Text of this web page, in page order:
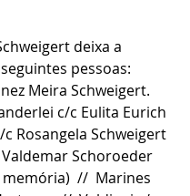
deixa a
pessoas:
Meira Schweigert.
c/c Eulita Eurich
c Rosangela Schweigert
Valdemar Schoroeder
//  Marines